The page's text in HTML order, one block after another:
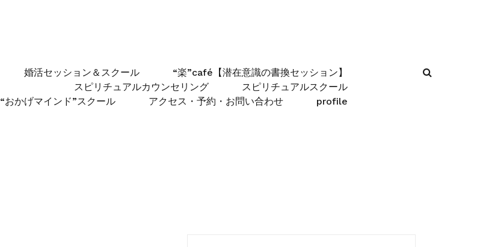
婚活セッション＆スクール
“楽”café【潜在意識の書換セッション】
スピリチュアルカウンセリング
スピリチュアルスクール
“おかげマインド”スクール
アクセス・予約・お問い合わせ profile